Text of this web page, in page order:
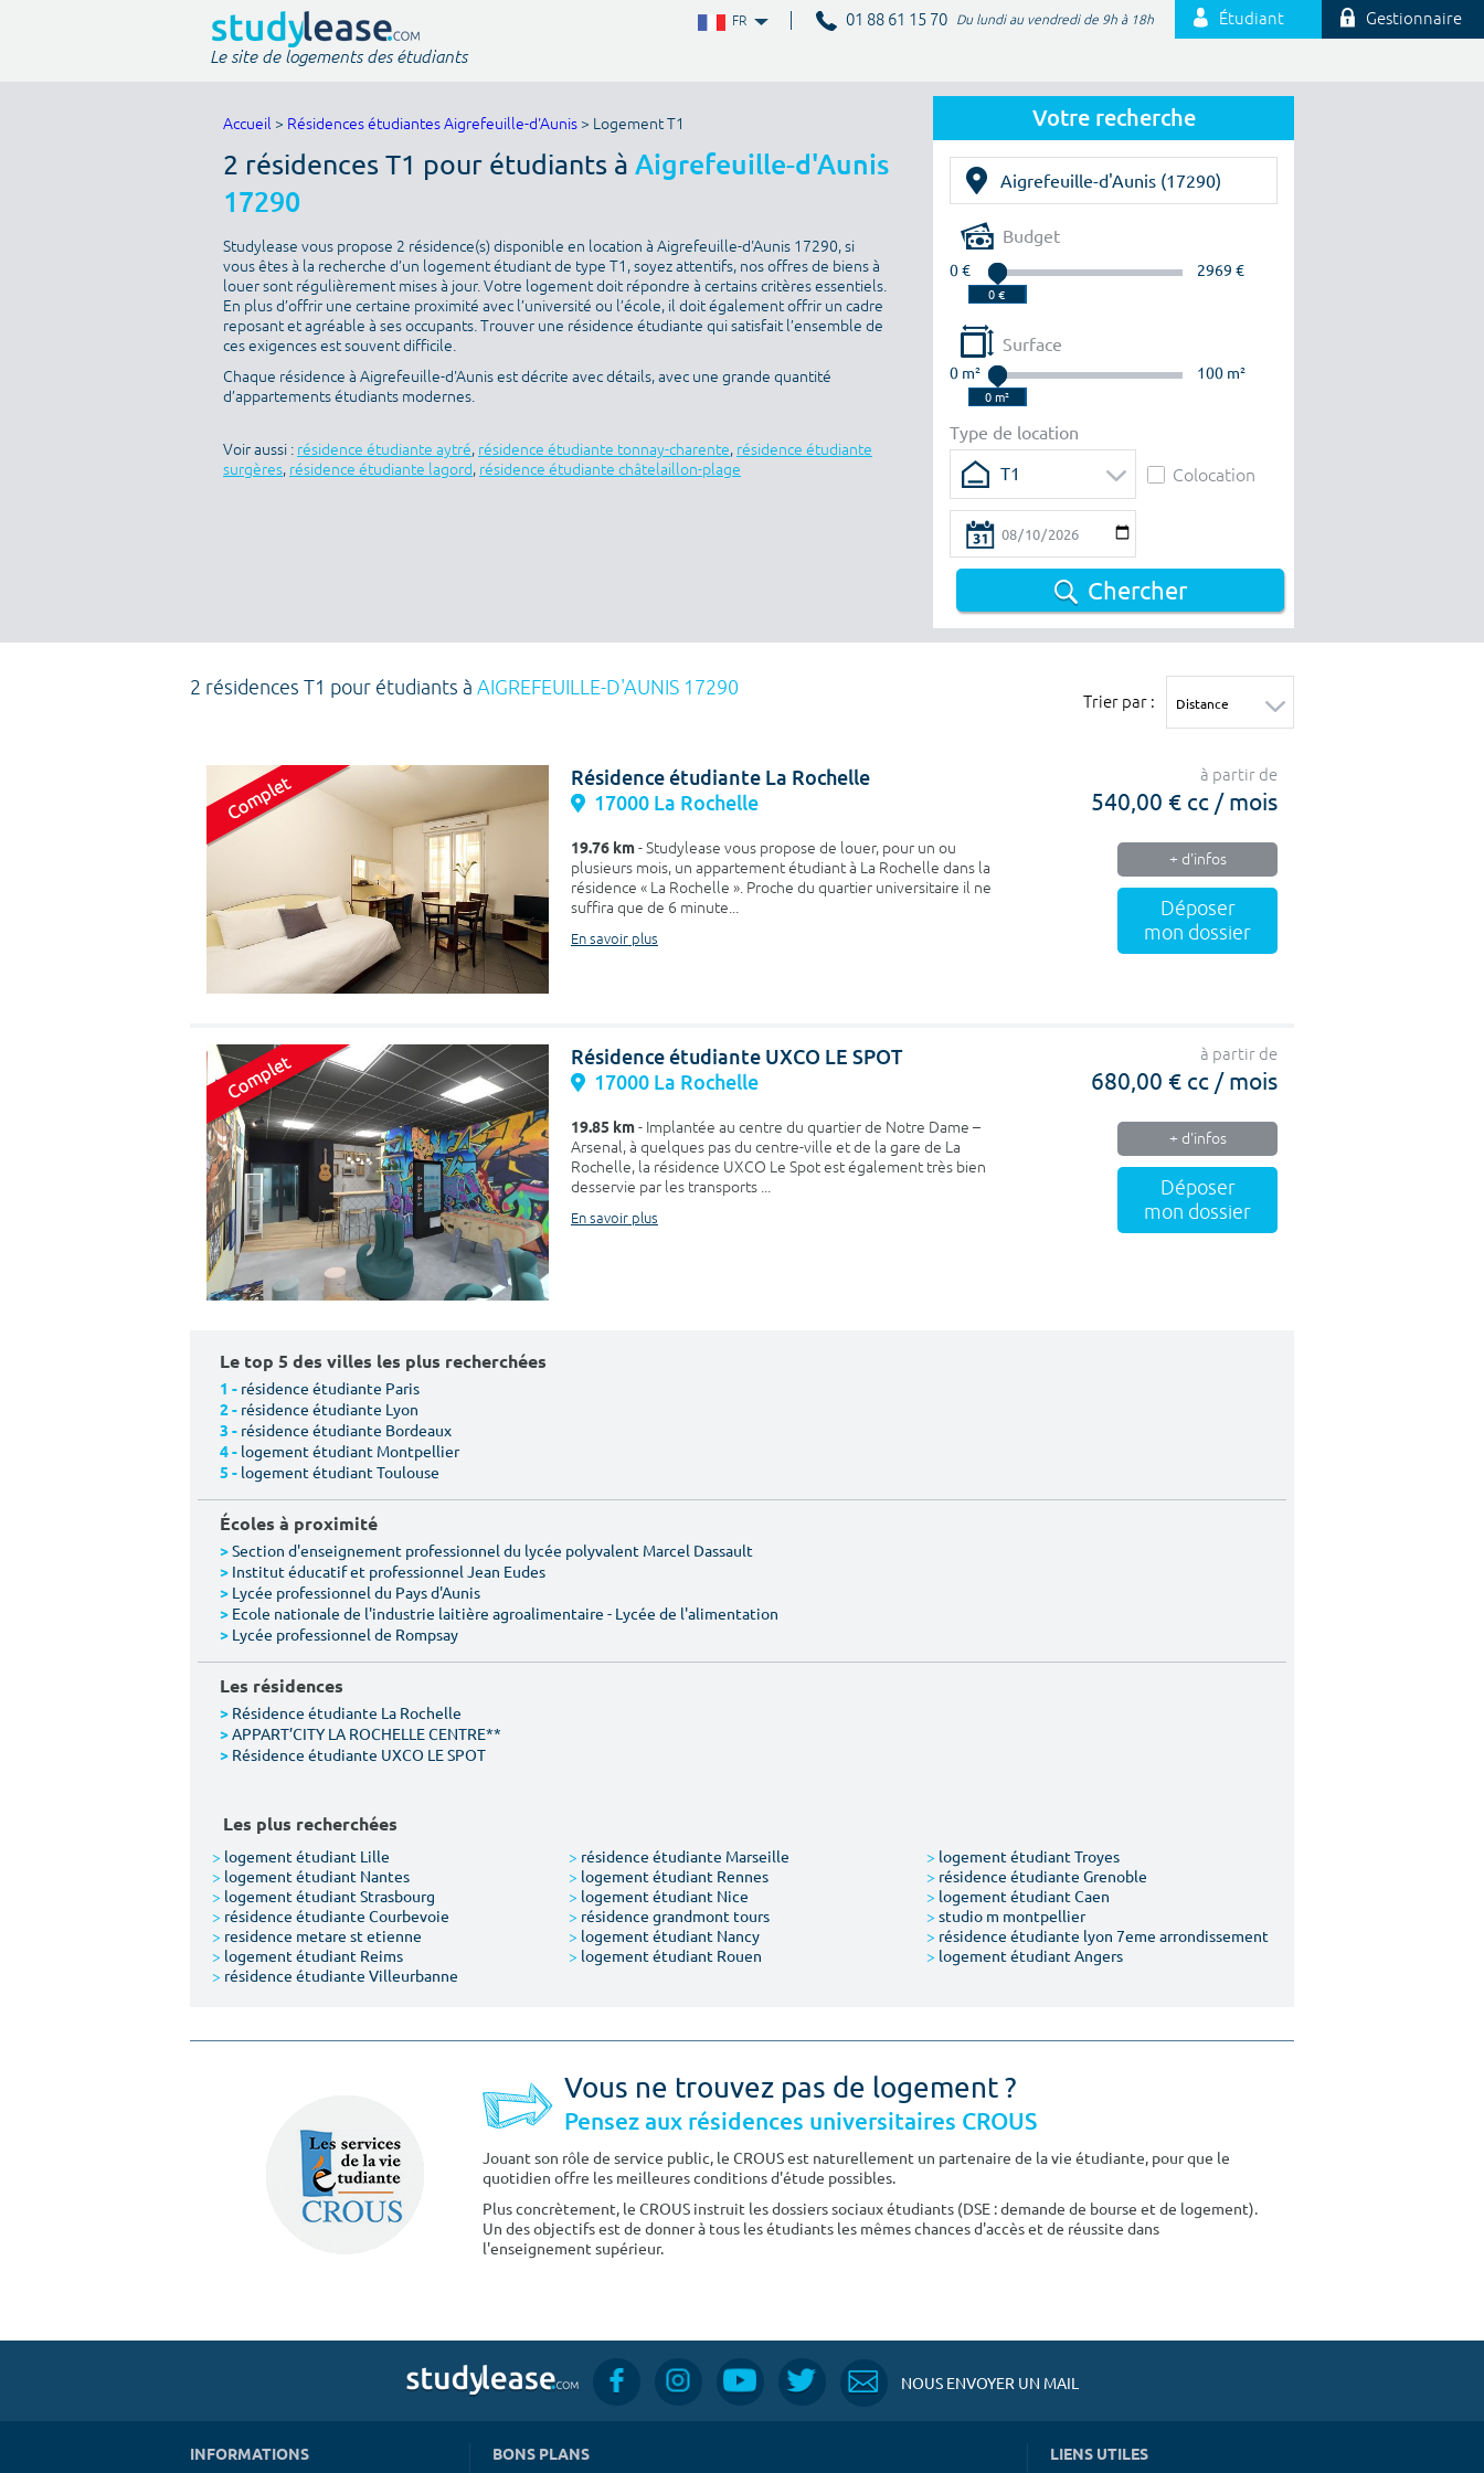
FR 01 88 61 15 70 Du lundi au vendredi de 9h à 18h Étudiant Gestionnaire
Le site de logements des étudiants
Votre recherche
Budget
0 € 2969 €
Surface
0 m² 100 m²
Type de location
T1
Colocation
Chercher
Accueil > Résidences étudiantes Aigrefeuille-d'Aunis > Logement T1
2 résidences T1 pour étudiants à Aigrefeuille-d'Aunis
17290
Studylease vous propose 2 résidence(s) disponible en location à Aigrefeuille-d'Aunis 17290, si
vous êtes à la recherche d’un logement étudiant de type T1, soyez attentifs, nos offres de biens à
louer sont régulièrement mises à jour. Votre logement doit répondre à certains critères essentiels.
En plus d’offrir une certaine proximité avec l’université ou l’école, il doit également offrir un cadre
reposant et agréable à ses occupants. Trouver une résidence étudiante qui satisfait l’ensemble de
ces exigences est souvent difficile.
Chaque résidence à Aigrefeuille-d'Aunis est décrite avec détails, avec une grande quantité
d’appartements étudiants modernes.
Voir aussi : résidence étudiante aytré, résidence étudiante tonnay-charente, résidence étudiante
surgères, résidence étudiante lagord, résidence étudiante châtelaillon-plage
2 résidences T1 pour étudiants à AIGREFEUILLE-D'AUNIS 17290
Trier par :
Résidence étudiante La Rochelle
17000 La Rochelle
19.76 km- Studylease vous propose de louer, pour un ou
plusieurs mois, un appartement étudiant à La Rochelle dans la
résidence « La Rochelle ». Proche du quartier universitaire il ne
suffira que de 6 minute...
En savoir plus
à partir de
540,00 € cc / mois
+ d'infos
Déposer
mon dossier
Résidence étudiante UXCO LE SPOT
17000 La Rochelle
19.85 km- Implantée au centre du quartier de Notre Dame –
Arsenal, à quelques pas du centre-ville et de la gare de La
Rochelle, la résidence UXCO Le Spot est également très bien
desservie par les transports ...
En savoir plus
à partir de
680,00 € cc / mois
+ d'infos
Déposer
mon dossier
Le top 5 des villes les plus recherchées
1 - résidence étudiante Paris
2 - résidence étudiante Lyon
3 - résidence étudiante Bordeaux
4 - logement étudiant Montpellier
5 - logement étudiant Toulouse
Écoles à proximité
>Section d'enseignement professionnel du lycée polyvalent Marcel Dassault
> Institut éducatif et professionnel Jean Eudes
> Lycée professionnel du Pays d'Aunis
> Ecole nationale de l'industrie laitière agroalimentaire - Lycée de l'alimentation
> Lycée professionnel de Rompsay
Les résidences
> Résidence étudiante La Rochelle
>APPART’CITY LA ROCHELLE CENTRE**
> Résidence étudiante UXCO LE SPOT
Les plus recherchées
> logement étudiant Lille > résidence étudiante Marseille > logement étudiant Troyes
> logement étudiant Nantes > logement étudiant Rennes > résidence étudiante Grenoble
> logement étudiant Strasbourg > logement étudiant Nice > logement étudiant Caen
> résidence étudiante Courbevoie > résidence grandmont tours > studio m montpellier
> residence metare st etienne > logement étudiant Nancy > résidence étudiante lyon 7eme arrondissement
> logement étudiant Reims > logement étudiant Rouen > logement étudiant Angers
> résidence étudiante Villeurbanne
Vous ne trouvez pas de logement ?
Pensez aux résidences universitaires CROUS
Jouant son rôle de service public, le CROUS est naturellement un partenaire de la vie étudiante, pour que le
quotidien offre les meilleures conditions d'étude possibles.
Plus concrètement, le CROUS instruit les dossiers sociaux étudiants (DSE : demande de bourse et de logement).
Un des objectifs est de donner à tous les étudiants les mêmes chances d'accès et de réussite dans
l'enseignement supérieur.
NOUS ENVOYER UN MAIL
INFORMATIONS BONS PLANS LIENS UTILES